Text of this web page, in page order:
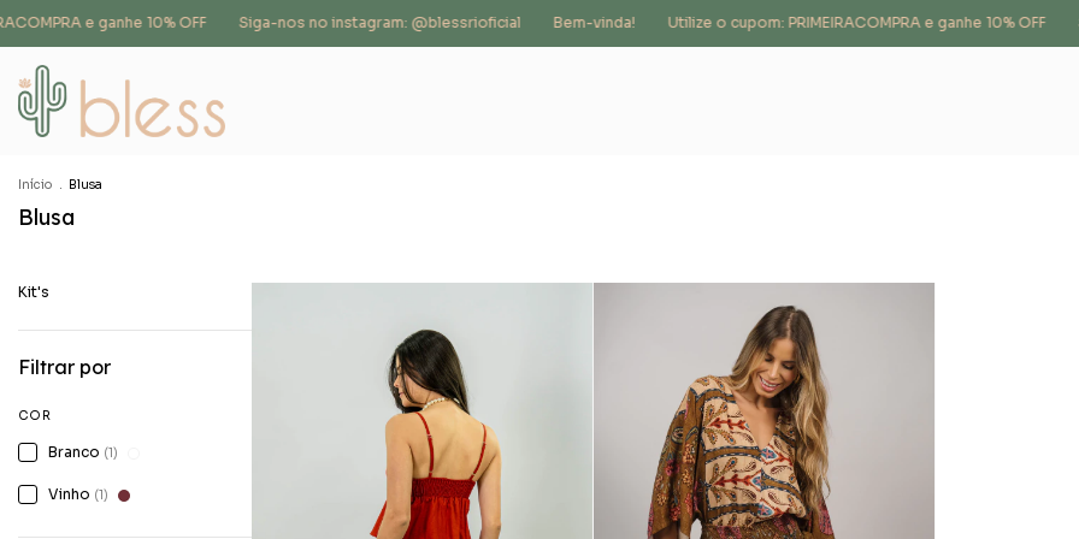
e ganhe 10% OFF Siga-nos no instagram: @blessrioficial Bem-vinda! Utilize o cupom: PRIMEIRACOMPRA e ganhe 10% OFF
Início . Blusa
Blusa
Kit's
Filtrar por
COR
Branco (1)
Vinho (1)